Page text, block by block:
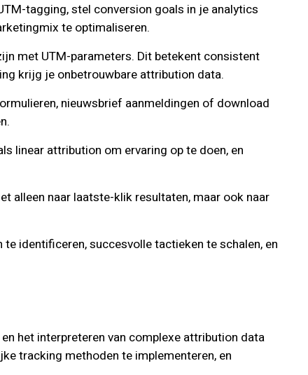
tagging, stel conversion goals in je analytics
te optimaliseren.
met UTM-parameters. Dit betekent consistent
krijg je onbetrouwbare attribution data.
nieuwsbrief aanmeldingen of download
linear attribution om ervaring op te doen, en
alleen naar laatste-klik resultaten, maar ook naar
identificeren, succesvolle tactieken te schalen, en
het interpreteren van complexe attribution data
tracking methoden te implementeren, en